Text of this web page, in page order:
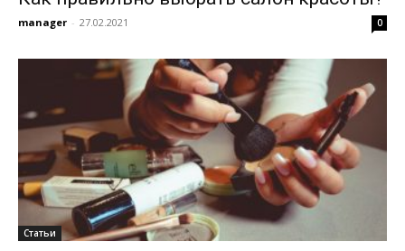
manager - 27.02.2021 0
Статьи